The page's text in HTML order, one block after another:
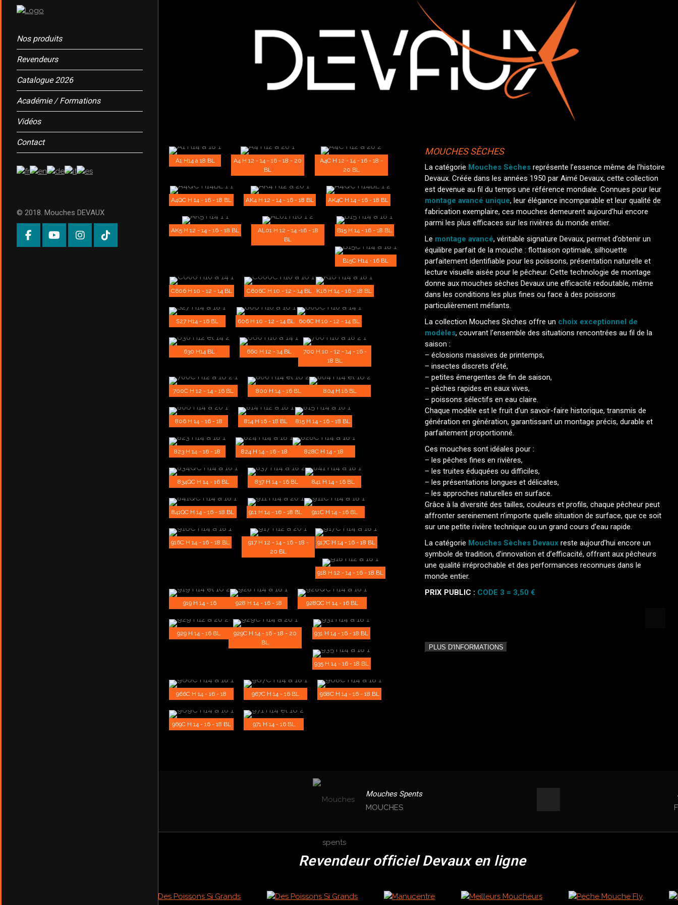
Nos produits
Revendeurs
Catalogue 2026
Académie / Formations
Vidéos
Contact
© 2018. Mouches DEVAUX
A1 H14 à 18 BL
A4 H 12 - 14 - 16 - 18 - 20
BL
A4C H 12 - 14 - 16 - 18 -
20 BL
A4QC H 14 - 16 - 18 BL AK4 H 12 - 14 - 16 - 18 BL AK4C H 14 - 16 - 18 BL
AK5 H 12 - 14 - 16 - 18 BL
AL01 H 12 - 14 -16 - 18
BL
B15 H 14 - 16 - 18 BL
B15C H14 - 16 BL
C606 H 10 - 12 - 14 BL C606C H 10 - 12 - 14 BL K16 H 14 - 16 - 18 BL
S27 H14 - 16 BL 606 H 10 - 12 - 14 BL 606C H 10 - 12 - 14 BL
630 H14 BL 660 H 12 - 14 BL
700 H 10 - 12 - 14 - 16 -
18 BL
700C H 12 - 14 - 16 BL 800 H 14 - 16 BL 804 H 16 BL
806 H 14 - 16 - 18 814 H 16 - 18 BL 815 H 14 - 16 - 18 BL
823 H 14 - 16 - 18 824 H 14 - 16 - 18 828C H 14 - 18
834QC H 14 - 16 BL 837 H 14 - 16 BL 841 H 14 - 16 BL
841QC H 14 - 16 - 18 BL 911 H 14 - 16 - 18 BL 911C H 14 - 16 BL
916C H 14 - 16 - 18 BL
917 H 12 - 14 - 16 - 18 -
20 BL
917C H 14 - 16 - 18 BL
918 H 12 - 14 - 16 - 18 BL
919 H 14 - 16 928 H 14 - 16 - 18 928QC H 14 - 16 BL
929 H 14 - 16 BL
929C H 14 - 16 - 18 - 20
BL
931 H 14 - 16 - 18 BL
935 H 14 - 16 - 18 BL
966C H 14 - 16 - 18 967C H 14 - 16 BL 968C H 14 - 16 - 18 BL
969C H 14 - 16 - 18 BL 971 H 14 - 16 BL
MOUCHES SÈCHES
La catégorie Mouches Sèches représente l’essence même de l’histoire
Devaux. Créée dans les années 1950 par Aimé Devaux, cette collection
est devenue au fil du temps une référence mondiale. Connues pour leur
montage avancé unique, leur élégance incomparable et leur qualité de
fabrication exemplaire, ces mouches demeurent aujourd’hui encore
parmi les plus efficaces sur les rivières du monde entier.
Le montage avancé, véritable signature Devaux, permet d’obtenir un
équilibre parfait de la mouche : flottaison optimale, silhouette
parfaitement identifiable pour les poissons, présentation naturelle et
lecture visuelle aisée pour le pêcheur. Cette technologie de montage
donne aux mouches sèches Devaux une efficacité redoutable, même
dans les conditions les plus fines ou face à des poissons
particulièrement méfiants.
La collection Mouches Sèches offre un choix exceptionnel de
modèles, couvrant l’ensemble des situations rencontrées au fil de la
saison :
– éclosions massives de printemps,
– insectes discrets d’été,
– petites émergentes de fin de saison,
– pêches rapides en eaux vives,
– poissons sélectifs en eau claire.
Chaque modèle est le fruit d’un savoir-faire historique, transmis de
génération en génération, garantissant un montage précis, durable et
parfaitement proportionné.
Ces mouches sont idéales pour :
– les pêches fines en rivières,
– les truites éduquées ou difficiles,
– les présentations longues et délicates,
– les approches naturelles en surface.
Grâce à la diversité des tailles, couleurs et profils, chaque pêcheur peut
affronter sereinement n’importe quelle situation de surface, que ce soit
sur une petite rivière technique ou un grand cours d’eau rapide.
La catégorie Mouches Sèches Devaux reste aujourd’hui encore un
symbole de tradition, d’innovation et d’efficacité, offrant aux pêcheurs
une qualité irréprochable et des performances reconnues dans le
monde entier.
PRIX PUBLIC : CODE 3 = 3,50 €
PLUS D'INFORMATIONS
Mouches Spents
MOUCHES
Revendeur officiel Devaux en ligne